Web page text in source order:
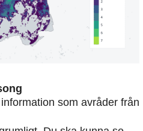
som avråder från